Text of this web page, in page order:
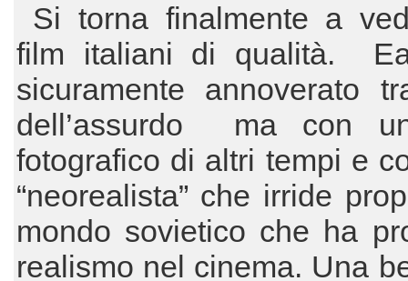
Si torna finalmente a
film italiani di qualità.
sicuramente annoverato
dell’assurdo ma con
fotografico di altri tempi e
“neorealista” che irride
mondo sovietico che ha
realismo nel cinema. Una